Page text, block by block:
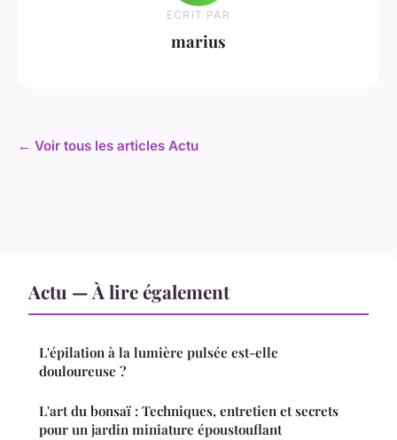
ECRIT PAR
marius
← Voir tous les articles Actu
Actu — À lire également
L'épilation à la lumière pulsée est-elle
douloureuse ?
L'art du bonsaï : Techniques, entretien et secrets
pour un jardin miniature époustouflant